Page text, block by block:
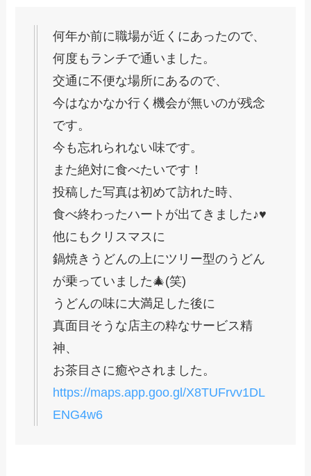
何年か前に職場が近くにあったので、
何度もランチで通いました。
交通に不便な場所にあるので、
今はなかなか行く機会が無いのが残念
です。
今も忘れられない味です。
また絶対に食べたいです！
投稿した写真は初めて訪れた時、
食べ終わったハートが出てきました♪♥
他にもクリスマスに
鍋焼きうどんの上にツリー型のうどん
が乗っていました🎄(笑)
うどんの味に大満足した後に
真面目そうな店主の粋なサービス精
神、
お茶目さに癒やされました。
https://maps.app.goo.gl/X8TUFrvv1DL
ENG4w6